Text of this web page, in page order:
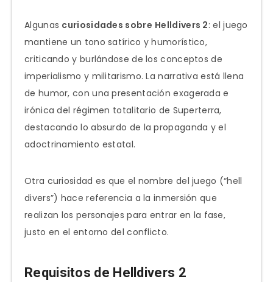
Algunas curiosidades sobre Helldivers 2: el juego
mantiene un tono satírico y humorístico,
criticando y burlándose de los conceptos de
imperialismo y militarismo. La narrativa está llena
de humor, con una presentación exagerada e
irónica del régimen totalitario de Superterra,
destacando lo absurdo de la propaganda y el
adoctrinamiento estatal.
Otra curiosidad es que el nombre del juego (“hell
divers”) hace referencia a la inmersión que
realizan los personajes para entrar en la fase,
justo en el entorno del conflicto.
Requisitos de Helldivers 2